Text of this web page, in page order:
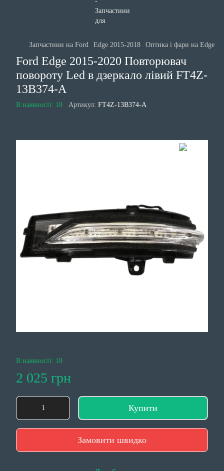
Запчастини на Ford Edge 2015-2018 Оптика і фари на Edge
Ford Edge 2015-2020 Повторювач
повороту Led в дзеркало лівий FT4Z-
13B374-A
В наявності: 18 Артикул: FT4Z-13B374-A
В наявності: 18
2 025 грн
Купити
Замовити швидко